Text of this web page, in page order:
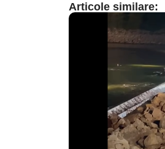
Articole similare:
Adaugă
pentru
textul